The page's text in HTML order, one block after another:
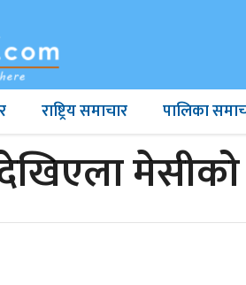
राष्ट्रिय समाचार पालिका